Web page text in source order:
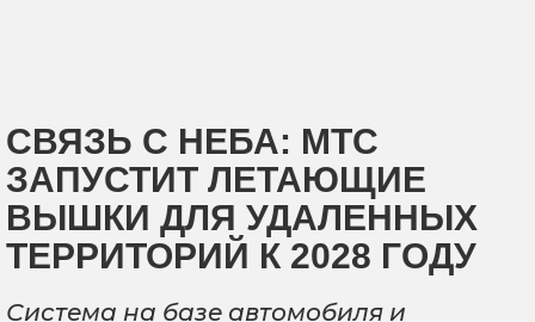
СВЯЗЬ С НЕБА: МТС
ЗАПУСТИТ ЛЕТАЮЩИЕ
ВЫШКИ ДЛЯ УДАЛЕННЫХ
ТЕРРИТОРИЙ К 2028 ГОДУ
Система на базе автомобиля и